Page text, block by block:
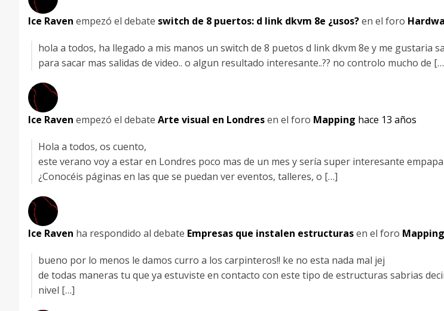
Ice Raven empezó el debate switch de 8 puertos: d link dkvm 8e ¿usos?en el foro
hola a todos, ha llegado a mis manos un switch de 8 puetos d link dkvm 8e y me gustaria
para sacar mas salidas de video.. o algun resultado interesante..?? no controlo mucho de
Ice Raven empezó el debate Arte visual en Londresen el foro Mapping hace 13 años
Hola a todos, os cuento,
este verano voy a estar en Londres poco mas de un mes y sería super interesante
¿Conocéis páginas en las que se puedan ver eventos, talleres, o […]
Ice Raven ha respondido al debate Empresas que instalen estructurasen el foro Mapping
bueno por lo menos le damos curro a los carpinteros!! ke no esta nada mal jej
de todas maneras tu que ya estuviste en contacto con este tipo de estructuras sabrias
nivel […]